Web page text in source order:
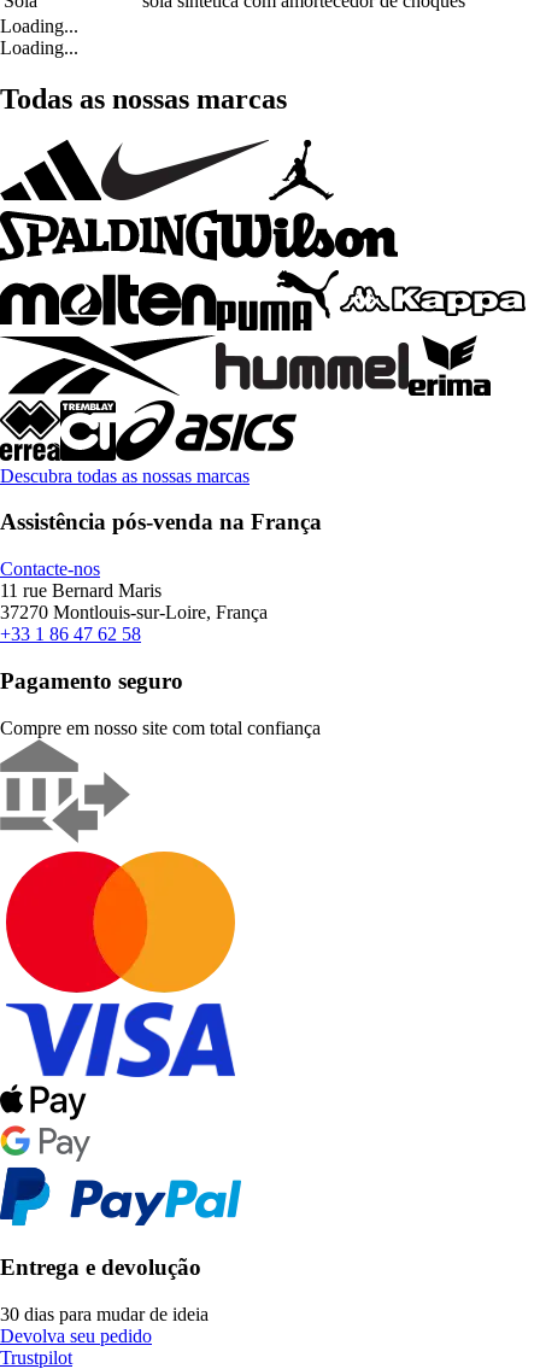
Loading...
Loading...
Todas as nossas marcas
Descubra todas as nossas marcas
Assistência pós-venda na França
Contacte-nos
11 rue Bernard Maris
37270 Montlouis-sur-Loire, França
+33 1 86 47 62 58
Pagamento seguro
Compre em nosso site com total confiança
Entrega e devolução
30 dias para mudar de ideia
Devolva seu pedido
Trustpilot